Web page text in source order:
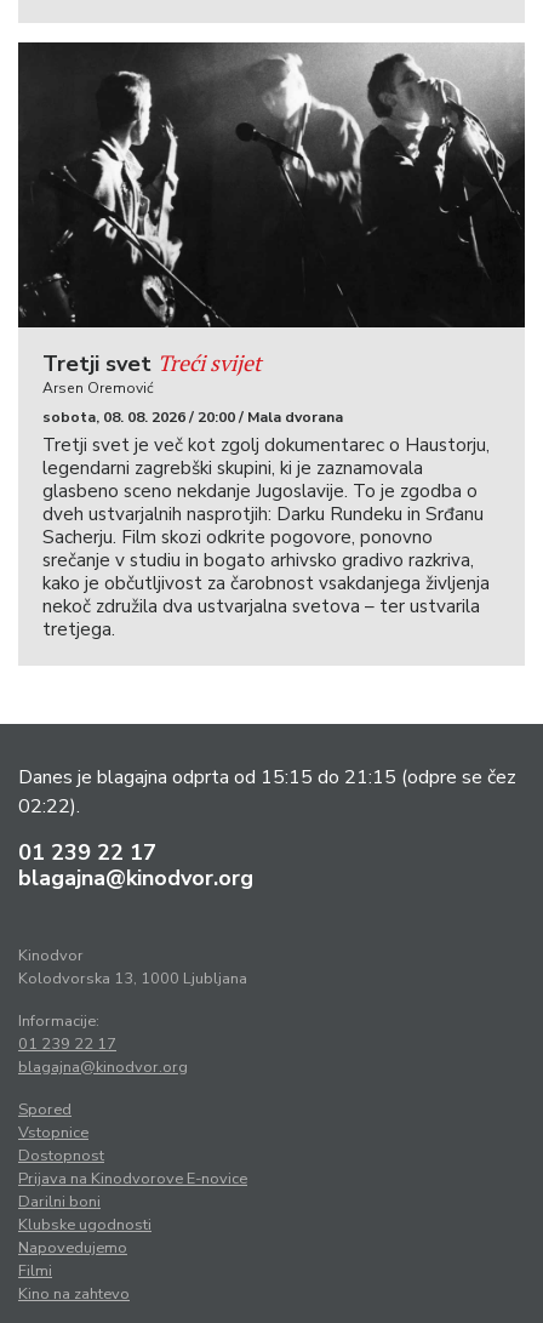
Tretji svet Treći svijet
Arsen Oremović
sobota, 08. 08. 2026 / 20:00 / Mala dvorana
Tretji svet je več kot zgolj dokumentarec o Haustorju,
legendarni zagrebški skupini, ki je zaznamovala
glasbeno sceno nekdanje Jugoslavije. To je zgodba o
dveh ustvarjalnih nasprotjih: Darku Rundeku in Srđanu
Sacherju. Film skozi odkrite pogovore, ponovno
srečanje v studiu in bogato arhivsko gradivo razkriva,
kako je občutljivost za čarobnost vsakdanjega življenja
nekoč združila dva ustvarjalna svetova – ter ustvarila
tretjega.
Danes je blagajna odprta od 15:15 do 21:15 (odpre se čez
02:22).
01 239 22 17
blagajna@kinodvor.org
Kinodvor
Kolodvorska 13, 1000 Ljubljana
Informacije:
01 239 22 17
blagajna@kinodvor.org
Spored
Vstopnice
Dostopnost
Prijava na Kinodvorove E-novice
Darilni boni
Klubske ugodnosti
Napovedujemo
Filmi
Kino na zahtevo